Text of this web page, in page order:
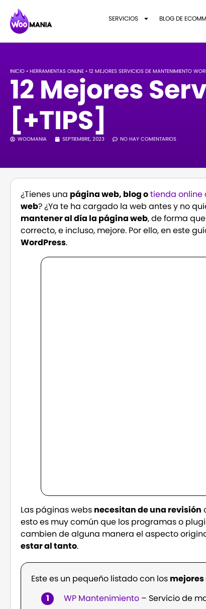
SERVICIOS BLOG DE
INICIO •HERRAMIENTAS ONLINE •12 MEJORES SERVICIOS DE MANTENIMIENTO
12 Mejores
[+TIPS]
WOOMANIA SEPTIEMBRE, 2023 NO HAY COMENTARIOS
¿Tienes una página web, blog otienda online
web? ¿Ya te ha cargado la web antes y no
mantener al día la página web, de forma
correcto, e incluso, mejore. Por ello, en este
WordPress.
Las páginas webs necesitan de una revisión
esto es muy común que los programas o
cambien de alguna manera el aspecto
estar al tanto.
Este es un pequeño listado con los
WP Mantenimiento – Servicio de